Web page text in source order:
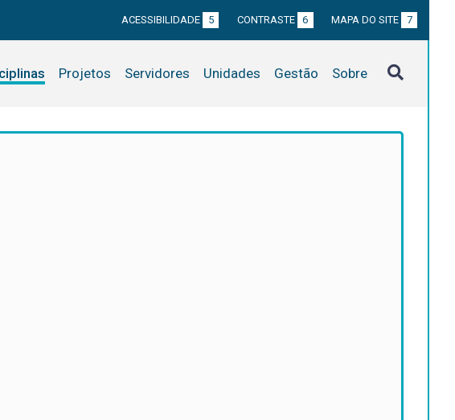
ACESSIBILIDADE 5 CONTRASTE 6 MAPA DO SITE 7
Projetos Servidores Unidades Gestão Sobre